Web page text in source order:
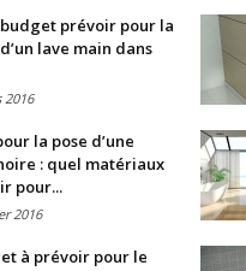
prévoir pour la
lave main dans
2016
la pose d’une
: quel matériaux
pour...
2016
à prévoir pour le